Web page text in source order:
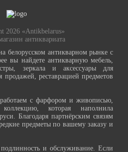
2026 «Antikbelarus»
антиквариата
белорусском антикварном рынке с
вы найдете антикварную мебель,
зеркала и аксессуары для
реставрацией предметов
с фарфором и живописью,
которая наполнила
Благодаря партнёрским связям
предметы по вашему заказу и
и обслуживание. Если